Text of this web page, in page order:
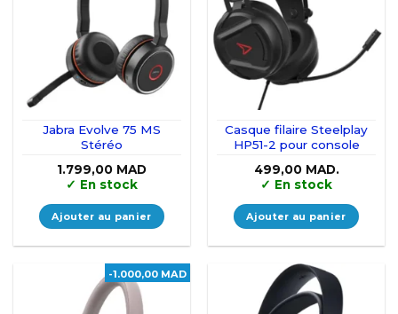
Jabra Evolve 75 MS
Stéréo
1.799,00 MAD
✓ En stock
Ajouter au panier
Casque filaire Steelplay
HP51-2 pour console
499,00 MAD.
✓ En stock
Ajouter au panier
-1.000,00 MAD